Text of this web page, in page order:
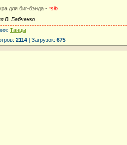
для биг-бэнда - *sib
В. Бабченко
Танцы
2114 | Загрузок: 675